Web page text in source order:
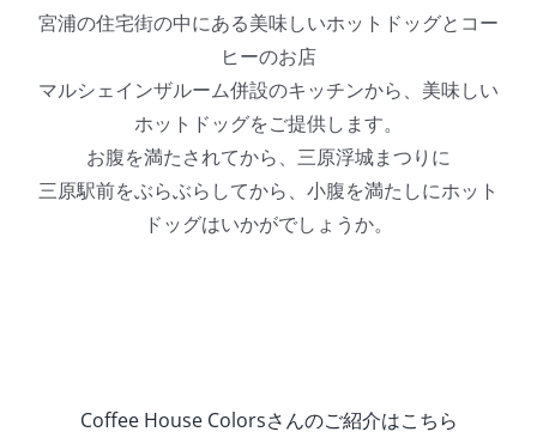
宮浦の住宅街の中にある美味しいホットドッグとコー
ヒーのお店
マルシェインザルーム併設のキッチンから、美味しい
ホットドッグをご提供します。
お腹を満たされてから、三原浮城まつりに
三原駅前をぶらぶらしてから、小腹を満たしにホット
ドッグはいかがでしょうか。
Coffee House Colorsさんのご紹介はこちら